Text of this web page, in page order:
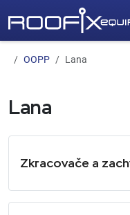
OOPP Lana
Lana
Zkracovače a